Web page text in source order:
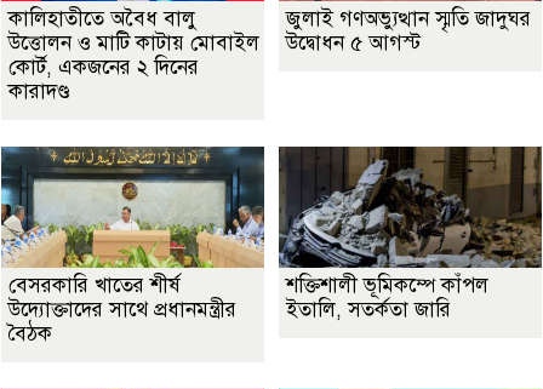
কালিহাতীতে অবৈধ বালু
উত্তোলন ও মাটি কাটায় মোবাইল
কোর্ট, একজনের ২ দিনের
কারাদণ্ড
জুলাই গণঅভ্যুত্থান স্মৃতি জাদুঘর
উদ্বোধন ৫ আগস্ট
বেসরকারি খাতের শীর্ষ
উদ্যোক্তাদের সাথে প্রধানমন্ত্রীর
বৈঠক
শক্তিশালী ভূমিকম্পে কাঁপল
ইতালি, সতর্কতা জারি